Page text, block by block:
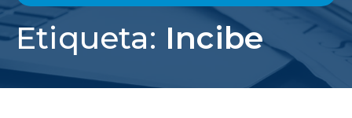
Etiqueta: Incibe